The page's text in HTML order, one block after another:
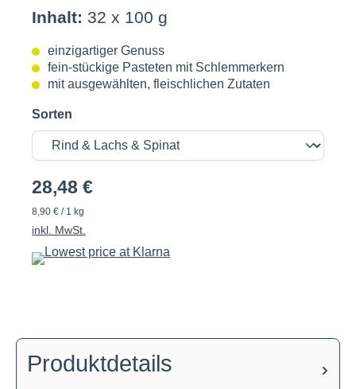
Inhalt: 32 x 100 g
einzigartiger Genuss
fein-stückige Pasteten mit Schlemmerkern
mit ausgewählten, fleischlichen Zutaten
Sorten
28,48 €
8,90 € / 1 kg
inkl. MwSt.
Produktdetails